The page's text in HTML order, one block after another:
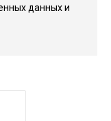
данных и